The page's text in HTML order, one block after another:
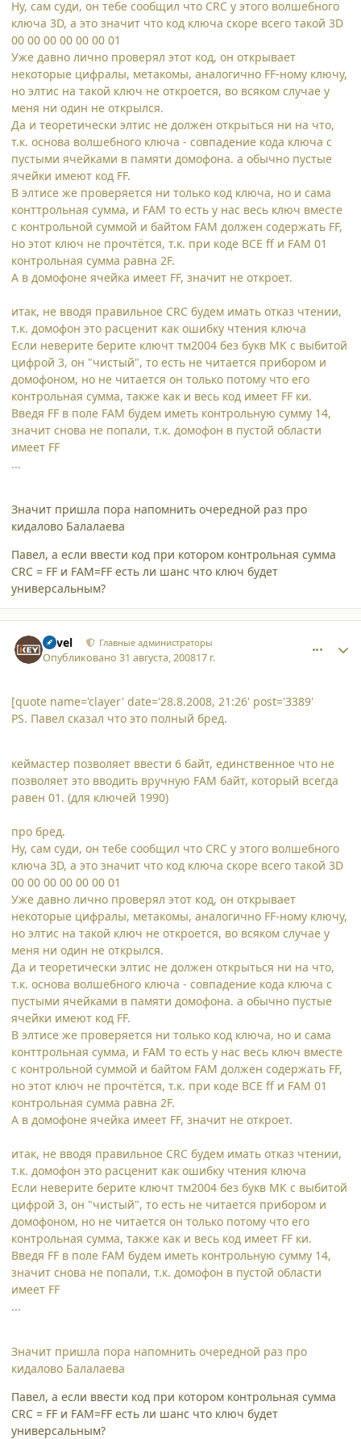
Ну, сам суди, он тебе сообщил что CRC у этого волшебного
ключа 3D, а это значит что код ключа скоре всего такой 3D
00 00 00 00 00 00 01
Уже давно лично проверял этот код, он открывает
некоторые цифралы, метакомы, аналогично FF-ному ключу,
но элтис на такой ключ не откроется, во всяком случае у
меня ни один не открылся.
Да и теоретически элтис не должен открыться ни на что,
т.к. основа волшебного ключа - совпадение кода ключа с
пустыми ячейками в памяти домофона. а обычно пустые
ячейки имеют код FF.
В элтисе же проверяется ни только код ключа, но и сама
конттрольная сумма, и FAM то есть у нас весь ключ вместе
с контрольной суммой и байтом FAM должен содержать FF,
но этот ключ не прочтётся, т.к. при коде ВСЕ ff и FAM 01
контрольная сумма равна 2F.
А в домофоне ячейка имеет FF, значит не откроет.
итак, не вводя правильное CRC будем имать отказ чтении,
т.к. домофон это расценит как ошибку чтения ключа
Если неверите берите ключт тм2004 без букв МК с выбитой
цифрой 3, он "чистый", то есть не читается прибором и
домофоном, но не читается он только потому что его
контрольная сумма, также как и весь код имеет FF ки.
Введя FF в поле FAM будем иметь контрольную сумму 14,
значит снова не попали, т.к. домофон в пустой области
имеет FF
...
Значит пришла пора напомнить очередной раз про
кидалово Балалаева
Павел, а если ввести код при котором контрольная сумма
CRC = FF и FAM=FF есть ли шанс что ключ будет
универсальным?
Pavel Главные администраторы
Опубликовано31 августа, 200817 г.
[quote name='clayer' date='28.8.2008, 21:26' post='3389'
PS. Павел сказал что это полный бред.
кеймастер позволяет ввести 6 байт, единственное что не
позволяет это вводить вручную FAM байт, который всегда
равен 01. (для ключей 1990)
про бред.
Ну, сам суди, он тебе сообщил что CRC у этого волшебного
ключа 3D, а это значит что код ключа скоре всего такой 3D
00 00 00 00 00 00 01
Уже давно лично проверял этот код, он открывает
некоторые цифралы, метакомы, аналогично FF-ному ключу,
но элтис на такой ключ не откроется, во всяком случае у
меня ни один не открылся.
Да и теоретически элтис не должен открыться ни на что,
т.к. основа волшебного ключа - совпадение кода ключа с
пустыми ячейками в памяти домофона. а обычно пустые
ячейки имеют код FF.
В элтисе же проверяется ни только код ключа, но и сама
конттрольная сумма, и FAM то есть у нас весь ключ вместе
с контрольной суммой и байтом FAM должен содержать FF,
но этот ключ не прочтётся, т.к. при коде ВСЕ ff и FAM 01
контрольная сумма равна 2F.
А в домофоне ячейка имеет FF, значит не откроет.
итак, не вводя правильное CRC будем имать отказ чтении,
т.к. домофон это расценит как ошибку чтения ключа
Если неверите берите ключт тм2004 без букв МК с выбитой
цифрой 3, он "чистый", то есть не читается прибором и
домофоном, но не читается он только потому что его
контрольная сумма, также как и весь код имеет FF ки.
Введя FF в поле FAM будем иметь контрольную сумму 14,
значит снова не попали, т.к. домофон в пустой области
имеет FF
...
Значит пришла пора напомнить очередной раз про
кидалово Балалаева
Павел, а если ввести код при котором контрольная сумма
CRC = FF и FAM=FF есть ли шанс что ключ будет
универсальным?